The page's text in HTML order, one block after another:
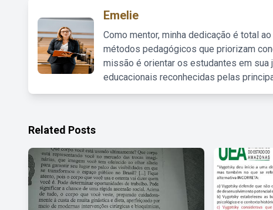
Emelie
Como mentor, minha dedicação é total
métodos pedagógicos que priorizam
missão é orientar os estudantes em sua
educacionais reconhecidas pelas
Related Posts